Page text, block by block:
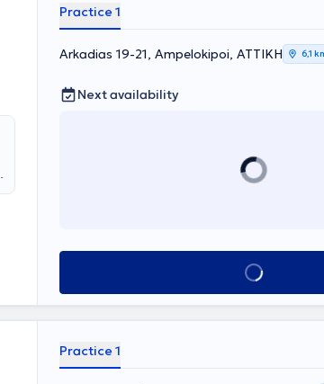
Practice 1
Arkadias 19-21, Ampelokipoi, ΑΤΤΙΚΗ 6,1
Next availability
Book appointment
Practice 1